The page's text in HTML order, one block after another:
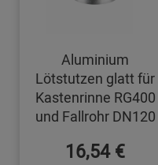
Aluminium
Lötstutzen glatt für
Kastenrinne RG400
und Fallrohr DN120
16,54 €